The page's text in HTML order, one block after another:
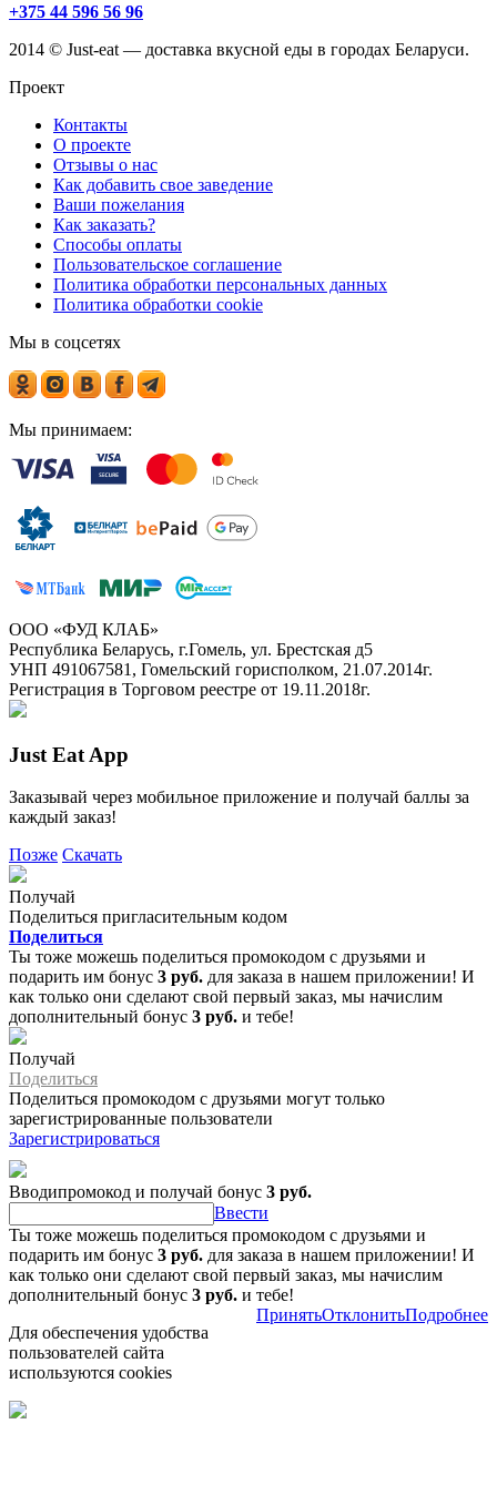
+375 44 596 56 96
2014 © Just-eat — доставка вкусной еды в городах Беларуси.
Проект
Контакты
О проекте
Отзывы о нас
Как добавить свое заведение
Ваши пожелания
Как заказать?
Способы оплаты
Пользовательское соглашение
Политика обработки персональных данных
Политика обработки cookie
Мы в соцсетях
Мы принимаем:
ООО «ФУД КЛАБ»
Республика Беларусь, г.Гомель, ул. Брестская д5
УНП 491067581, Гомельский горисполком, 21.07.2014г.
Регистрация в Торговом реестре от 19.11.2018г.
Just Eat App
Заказывай через мобильное приложение и получай баллы за
каждый заказ!
Позже Скачать
Получай
Поделиться пригласительным кодом
Поделиться
Ты тоже можешь поделиться промокодом с друзьями и
подарить им бонус 3 руб. для заказа в нашем приложении! И
как только они сделают свой первый заказ, мы начислим
дополнительный бонус 3 руб. и тебе!
Получай
Поделиться
Поделиться промокодом с друзьями могут только
зарегистрированные пользователи
Зарегистрироваться
Вводипромокод и получай бонус 3 руб.
Ввести
Ты тоже можешь поделиться промокодом с друзьями и
подарить им бонус 3 руб. для заказа в нашем приложении! И
как только они сделают свой первый заказ, мы начислим
дополнительный бонус 3 руб. и тебе!
Для обеспечения удобства
пользователей сайта
используются cookies
ПринятьОтклонитьПодробнее